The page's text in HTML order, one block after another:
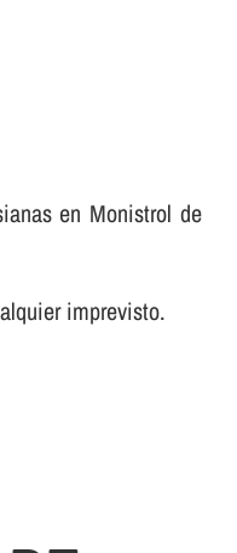
en Monistrol de
imprevisto.